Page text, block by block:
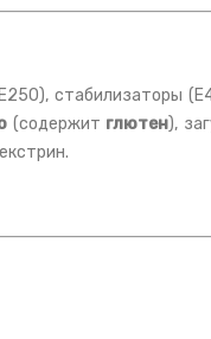
стабилизаторы
(содержит глютен),